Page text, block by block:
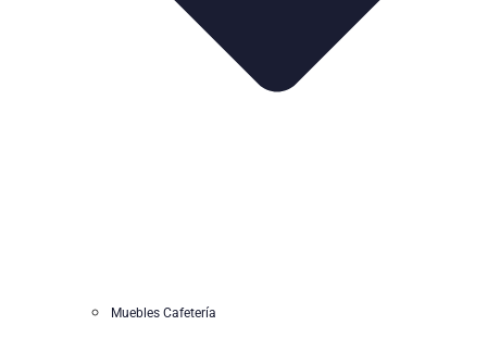
Muebles Cafetería